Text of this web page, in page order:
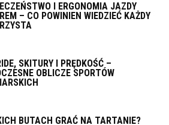
I ERGONOMIA JAZDY
– CO POWINIEN WIEDZIEĆ KAŻDY
SKITURY I PRĘDKOŚĆ –
OBLICZE SPORTÓW
BUTACH GRAĆ NA TARTANIE?